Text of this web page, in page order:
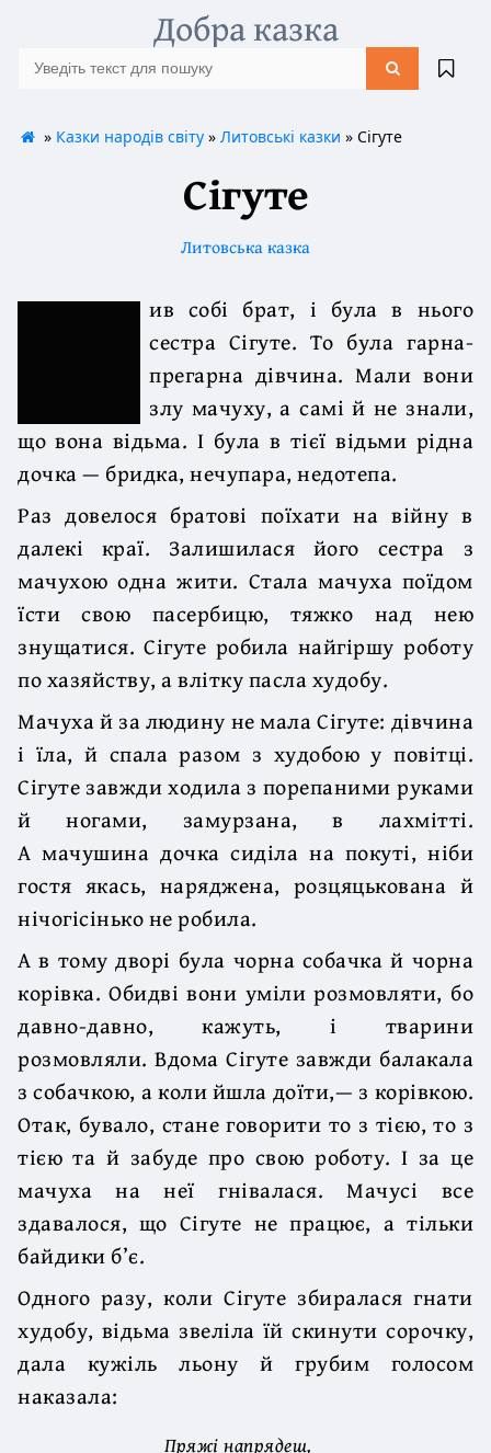
Добра казка
» Казки народів світу» Литовські казки » Сігуте
Сігуте
Литовська казка
ив собі брат, і була в нього
сестра Сігуте. То була гарна-
прегарна дівчина. Мали вони
злу мачуху, а самі й не знали,
що вона відьма. І була в тієї відьми рідна
дочка — бридка, нечупара, недотепа.
Раз довелося братові поїхати на війну в
далекі краї. Залишилася його сестра з
мачухою одна жити. Стала мачуха поїдом
їсти свою пасербицю, тяжко над нею
знущатися. Сігуте робила найгіршу роботу
по хазяйству, а влітку пасла худобу.
Мачуха й за людину не мала Сігуте: дівчина
і їла, й спала разом з худобою у повітці.
Сігуте завжди ходила з порепаними руками
й ногами, замурзана, в лахмітті.
А мачушина дочка сиділа на покуті, ніби
гостя якась, наряджена, розцяцькована й
нічогісінько не робила.
А в тому дворі була чорна собачка й чорна
корівка. Обидві вони уміли розмовляти, бо
давно-давно, кажуть, і тварини
розмовляли. Вдома Сігуте завжди балакала
з собачкою, а коли йшла доїти,— з корівкою.
Отак, бувало, стане говорити то з тією, то з
тією та й забуде про свою роботу. І за це
мачуха на неї гнівалася. Мачусі все
здавалося, що Сігуте не працює, а тільки
байдики б’є.
Одного разу, коли Сігуте збиралася гнати
худобу, відьма звеліла їй скинути сорочку,
дала кужіль льону й грубим голосом
наказала:
Пряжі напрядеш,